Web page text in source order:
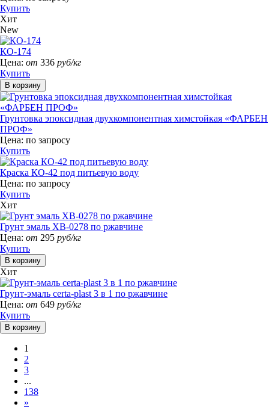
Купить
Хит
New
КО-174
Цена: от 336 руб/кг
Купить
Грунтовка эпоксидная двухкомпонентная химстойкая «ФАРБЕН
ПРОФ»
Цена: по запросу
Купить
Краска КО-42 под питьевую воду
Цена: по запросу
Купить
Хит
Грунт эмаль ХВ-0278 по ржавчине
Цена: от 295 руб/кг
Купить
Хит
Грунт-эмаль certa-plast 3 в 1 по ржавчине
Цена: от 649 руб/кг
Купить
1
2
3
...
138
»